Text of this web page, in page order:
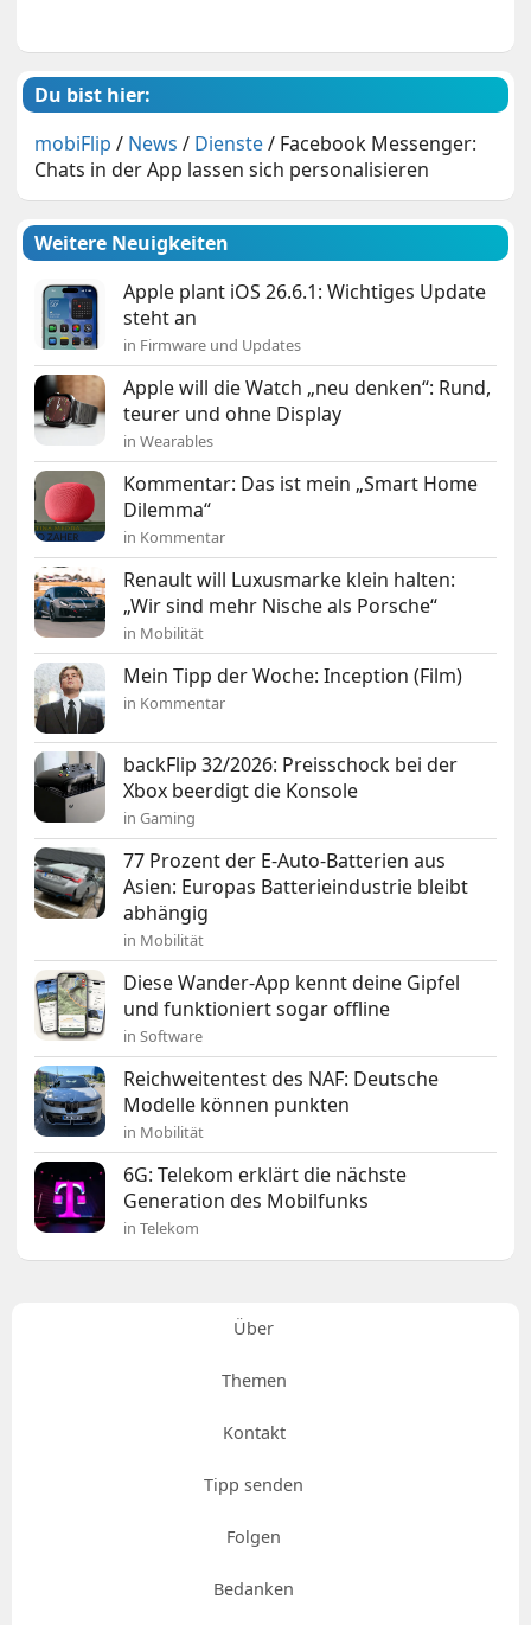
Du bist hier:
mobiFlip / News / Dienste/ Facebook Messenger:
Chats in der App lassen sich personalisieren
Weitere Neuigkeiten
Apple plant iOS 26.6.1: Wichtiges Update
steht an
in Firmware und Updates
Apple will die Watch „neu denken“: Rund,
teurer und ohne Display
in Wearables
Kommentar: Das ist mein „Smart Home
Dilemma“
in Kommentar
Renault will Luxusmarke klein halten:
„Wir sind mehr Nische als Porsche“
in Mobilität
Mein Tipp der Woche: Inception (Film)
in Kommentar
backFlip 32/2026: Preisschock bei der
Xbox beerdigt die Konsole
in Gaming
77 Prozent der E-Auto-Batterien aus
Asien: Europas Batterieindustrie bleibt
abhängig
in Mobilität
Diese Wander-App kennt deine Gipfel
und funktioniert sogar offline
in Software
Reichweitentest des NAF: Deutsche
Modelle können punkten
in Mobilität
6G: Telekom erklärt die nächste
Generation des Mobilfunks
in Telekom
Über
Themen
Kontakt
Tipp senden
Folgen
Bedanken